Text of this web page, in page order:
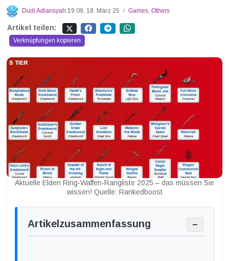
Dudi Adiansyah 19:09, 18. März 25 / Games, Others
Artikel teilen:
Verknüpfungen kopieren
Aktuelle Elden Ring-Waffen-Rangliste 2025 – das müssen Sie
wissen! Quelle: Rankedboost
Artikelzusammenfassung −